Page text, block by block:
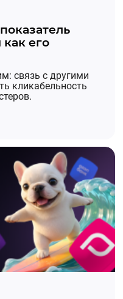
его
связь с другими
кликабельность